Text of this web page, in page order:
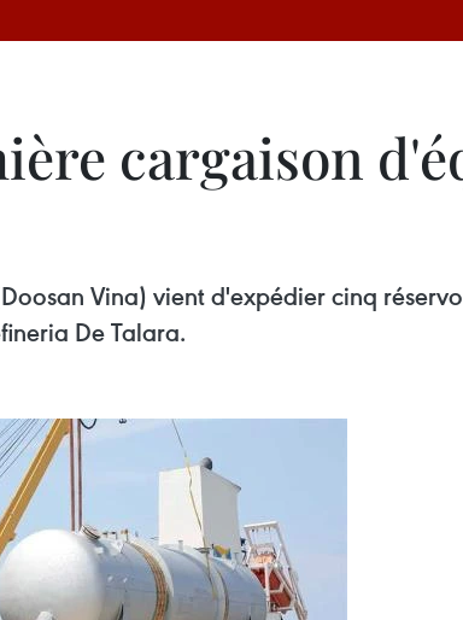
cargaison
Vina) vient d'expédier cinq
De Talara.